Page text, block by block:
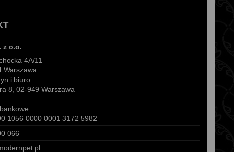
z o.o.
4A/11
Warszawa
i biuro:
8, 02-949 Warszawa
1056 0000 0001 3172 5982
066